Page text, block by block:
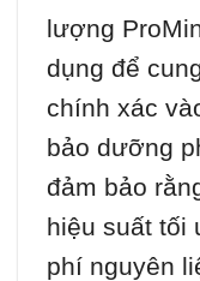
lượng
dụng để
chính xác
bảo dưỡng
đảm bảo
hiệu suất tối
phí nguyên